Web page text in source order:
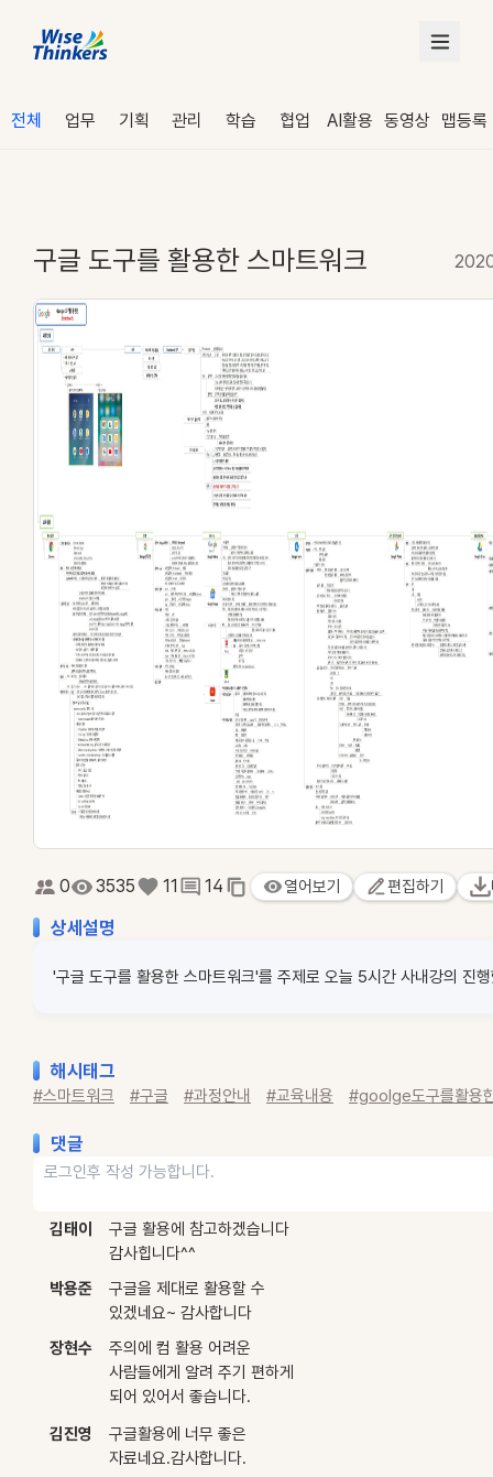
로그인
수강 신청
전체 업무 기획 관리 학습 협업 AI활용 동영상 맵등록
구글 도구를 활용한 스마트워크
0 3535 11 14 열어보기 편집하기
상세설명
'구글 도구를 활용한 스마트워크'를 주제로 오늘 5시간 사내강의 진
해시태그
#스마트워크 #구글 #과정안내 #교육내용 #goolge도구를활용
댓글
김태이
구글 활용에 참고하겠습니다
감사힙니다^^
박용준
구글을 제대로 활용할 수
있겠네요~ 감사합니다
장현수
주의에 컴 활용 어려운
사람들에게 알려 주기 편하게
되어 있어서 좋습니다.
김진영
구글활용에 너무 좋은
자료네요.감사합니다.